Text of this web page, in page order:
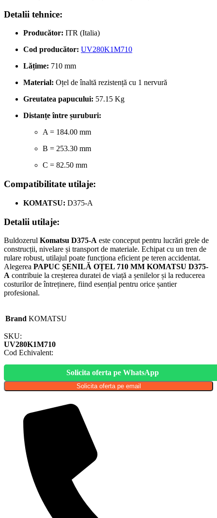
Detalii tehnice:
Producător: ITR (Italia)
Cod producător: UV280K1M710
Lățime: 710 mm
Material: Oțel de înaltă rezistență cu 1 nervură
Greutatea papucului: 57.15 Kg
Distanțe între șuruburi:
A = 184.00 mm
B = 253.30 mm
C = 82.50 mm
Compatibilitate utilaje:
KOMATSU: D375-A
Detalii utilaje:
Buldozerul Komatsu D375-A este conceput pentru lucrări grele de
construcții, nivelare și transport de materiale. Echipat cu un tren de
rulare robust, utilajul poate funcționa eficient pe teren accidentat.
Alegerea PAPUC ȘENILĂ OȚEL 710 MM KOMATSU D375-
A contribuie la creșterea duratei de viață a șenilelor și la reducerea
costurilor de întreținere, fiind esențial pentru orice șantier
profesional.
Brand KOMATSU
SKU:
UV280K1M710
Cod Echivalent:
Solicita oferta pe WhatsApp
Solicita oferta pe email